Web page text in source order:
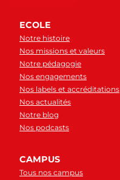
ECOLE
Notre histoire
Nos missions et valeurs
Notre pédagogie
Nos engagements
Nos labels et accréditations
Nos actualités
Notre blog
Nos podcasts
CAMPUS
Tous nos campus